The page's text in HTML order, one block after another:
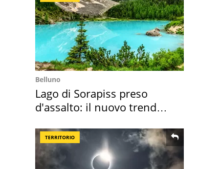
Belluno
Lago di Sorapiss preso
d'assalto: il nuovo trend
TERRITORIO